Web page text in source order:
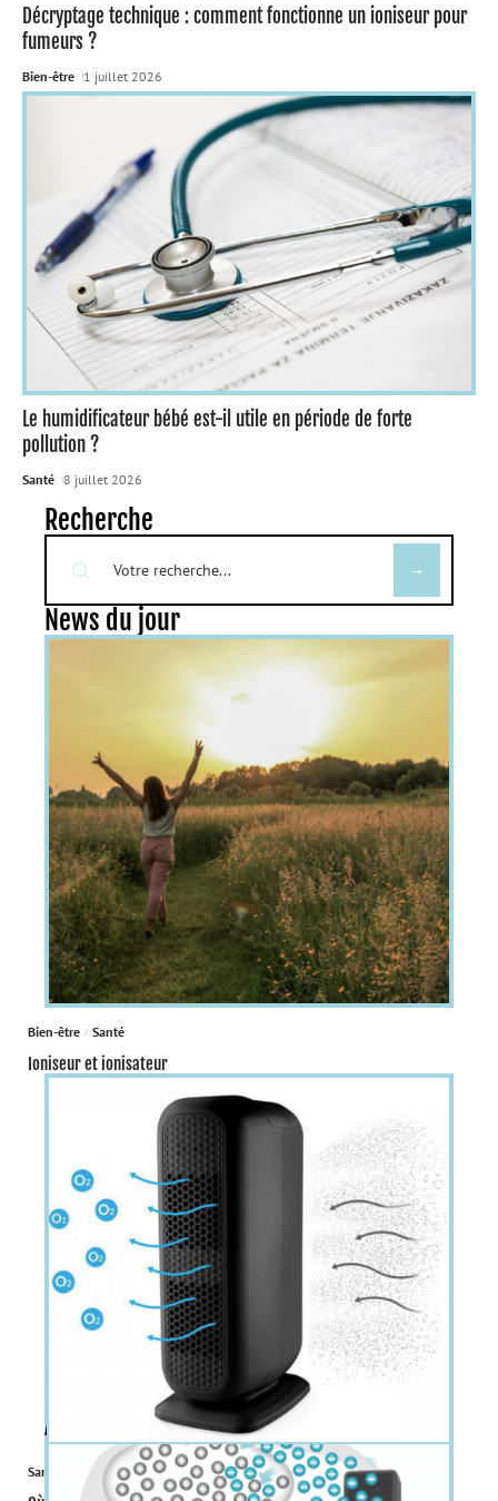
Décryptage technique : comment fonctionne un ioniseur pour
fumeurs ?
Bien-être 1 juillet 2026
Le humidificateur bébé est-il utile en période de forte
pollution ?
Santé 8 juillet 2026
Recherche
News du jour
Bien-être Santé
Ioniseur et ionisateur
Santé
À la une